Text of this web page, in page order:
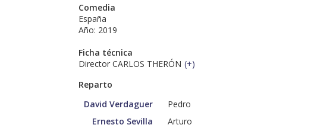
Comedia
España
Año: 2019
Ficha técnica
Director CARLOS THERÓN (+)
Reparto
David Verdaguer
Pedro
Ernesto Sevilla
Arturo